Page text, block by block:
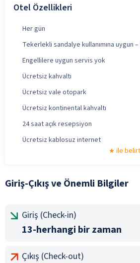
Otel Özellikleri
Her gün
Tekerlekli sandalye kullanımına uygun –
Engellilere uygun servis yok
Ücretsiz kahvaltı
Ücretsiz vale otopark
Ücretsiz kontinental kahvaltı
24 saat açık resepsiyon
Ücretsiz kablosuz internet
ile
Giriş-Çıkış ve Önemli Bilgiler
Giriş (Check-in)
13-herhangi bir zaman
Çıkış (Check-out)